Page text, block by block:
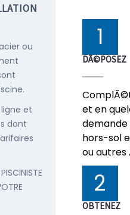
ou
et
dont
1
DÃ©POSEZ
et en
demande
hors-sol
ou autres
2
OBTENEZ